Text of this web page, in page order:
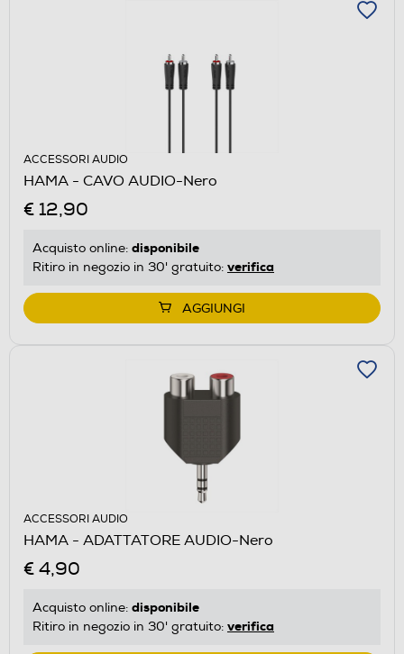
ACCESSORI AUDIO
HAMA - CAVO AUDIO-Nero
€ 12,90
Acquisto online: disponibile
Ritiro in negozio in 30' gratuito: verifica
AGGIUNGI
ACCESSORI AUDIO
HAMA - ADATTATORE AUDIO-Nero
€ 4,90
Acquisto online: disponibile
Ritiro in negozio in 30' gratuito: verifica